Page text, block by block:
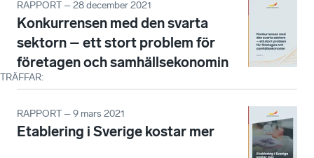
TRÄFFAR:
RAPPORT – 28 december 2021
Konkurrensen med den svarta
sektorn – ett stort problem för
företagen och samhällsekonomin
RAPPORT – 9 mars 2021
Etablering i Sverige kostar mer